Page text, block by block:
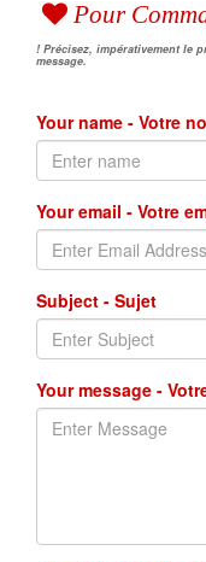
Pour
! Précisez, impérativement le
message.
Your name - Votre
Your email - Votre
Subject - Sujet
Your message -